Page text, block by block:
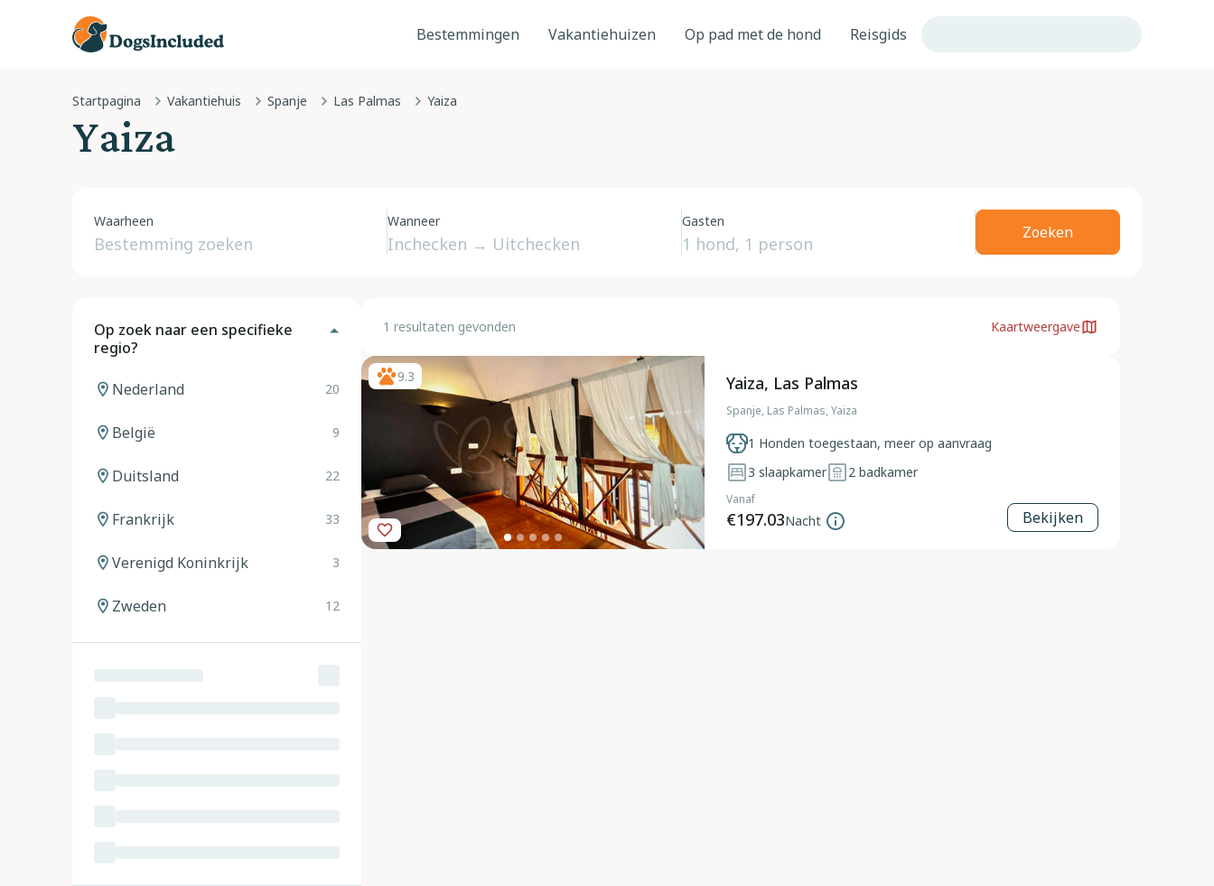
Bestemmingen Vakantiehuizen Op pad met de hond Reisgids
Startpagina Vakantiehuis Spanje Las Palmas Yaiza
Yaiza
Waarheen Wanneer Gasten
Zoeken
Op zoek naar een specifieke
regio?
Nederland 20
België 9
Duitsland 22
Frankrijk 33
Verenigd Koninkrijk 3
Zweden 12
Noorwegen 12
1 resultaten gevonden Kaartweergave
9.3 Yaiza, Las Palmas
Spanje, Las Palmas, Yaiza
1 Honden toegestaan, meer op aanvraag
3 slaapkamer 2 badkamer
Vanaf
€197.03Nacht Bekijken